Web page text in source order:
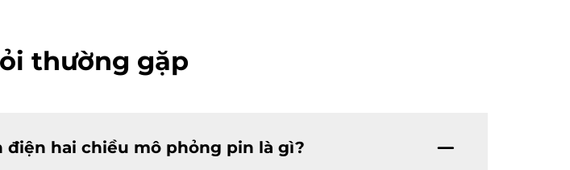
thường gặp
hai chiều mô phỏng pin là gì?